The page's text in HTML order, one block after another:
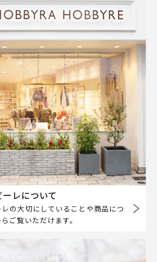
レについて
の大切にしていることや商品につ
ご覧いただけます。